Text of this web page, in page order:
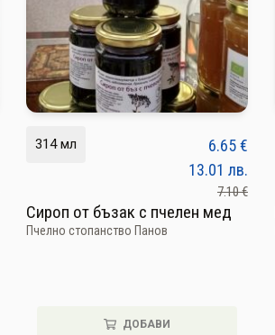
314 мл 6.65€
13.01 лв.
7.10 €
Сироп от бъзак с пчелен мед
Пчелно стопанство Панов
ДОБАВИ